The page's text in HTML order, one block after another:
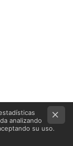
analizando
su uso.